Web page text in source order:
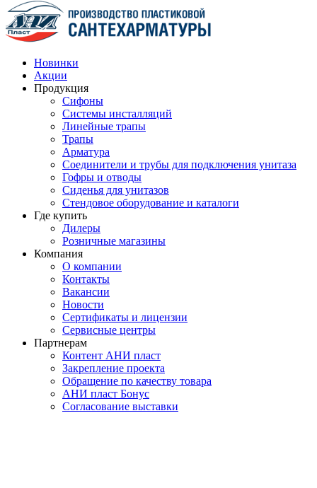
Новинки
Акции
Продукция
Сифоны
Системы инсталляций
Линейные трапы
Трапы
Арматура
Соединители и трубы для подключения унитаза
Гофры и отводы
Сиденья для унитазов
Стендовое оборудование и каталоги
Где купить
Дилеры
Розничные магазины
Компания
О компании
Контакты
Вакансии
Новости
Сертификаты и лицензии
Сервисные центры
Партнерам
Контент АНИ пласт
Закрепление проекта
Обращение по качеству товара
АНИ пласт Бонус
Согласование выставки